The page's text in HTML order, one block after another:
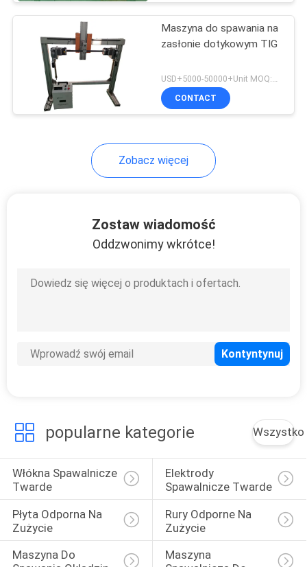
PRIVACY
POLICY
Warstwa Warstwa
Warstwa Warstwa
Maszyna do spawania na
zasłonie dotykowym TIG
CONTACT
Zobacz więcej
Zostaw wiadomość
Oddzwonimy wkrótce!
popularne kategorie Wszystko
Włókna Spawalnicze
Twarde
Elektrody
Spawalnicze Twarde
Płyta Odporna Na
Zużycie
Rury Odporne Na
Zużycie
Maszyna Do
Maszyna